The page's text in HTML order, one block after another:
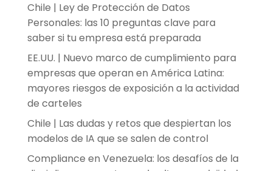
Chile | Ley de Protección de Datos
Personales: las 10 preguntas clave para
saber si tu empresa está preparada
EE.UU. | Nuevo marco de cumplimiento para
empresas que operan en América Latina:
mayores riesgos de exposición a la actividad
de carteles
Chile | Las dudas y retos que despiertan los
modelos de IA que se salen de control
Compliance en Venezuela: los desafíos de la